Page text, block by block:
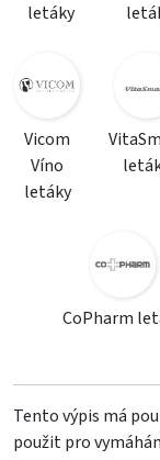
letáky
Vicom
Víno
letáky
CoPharm
Tento výpis má
použit pro